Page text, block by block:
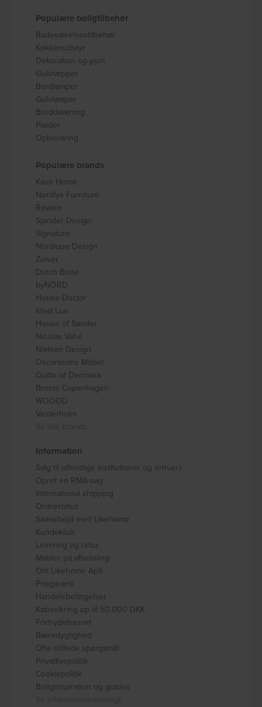
Populære boligtilbehør
Badeværelsestilbehør
Køkkenudstyr
Dekoration og pynt
Gulvtæpper
Bordlamper
Gulvlamper
Borddækning
Plaider
Opbevaring
Populære brands
Kave Home
Nordlys Furniture
Rowico
Spinder Design
Signature
Nordique Design
Zuiver
Dutch Bone
byNORD
House Doctor
Ideal Lux
House of Sander
Nicolas Vahé
Nielsen Design
Oscarssons Móbel
Quilts of Denmark
Broste Copenhagen
WOOOD
Vesterholm
Information
Salg til offentlige institutioner og erhverv
Opret en RMA-sag
International shipping
Ordrestatus
Samarbejd med Likehome
Kundeklub
Levering og retur
Møbler på afbetaling
Om Likehome ApS
Prisgaranti
Handelsbetingelser
Købssikring op til 50.000 DKK
Fortrydelsesret
Bæredygtighed
Ofte stillede spørgsmål
Privatlivspolitik
Cookiepolitik
Boliginspiration og guides